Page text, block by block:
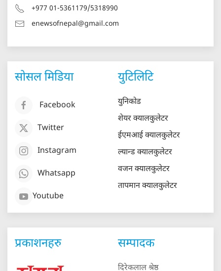
+977 01-5361179/5318990
enewsofnepal@gmail.com
सोसल मिडिया
Facebook
Twitter
Instagram
Whatsapp
Youtube
युटिलिटि
युनिकोड
शेयर क्यालकुलेटर
ईएमआई क्यालकुलेटर
ल्यान्ड क्यालकुलेटर
वजन क्यालकुलेटर
तापमान क्यालकुलेटर
प्रकाशनहरु सम्पादक
दिरेकलाल श्रेष्ठ